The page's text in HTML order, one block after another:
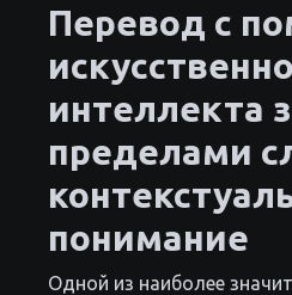
Перевод с
интеллекта
пределами
понимание
Одной из наиболее